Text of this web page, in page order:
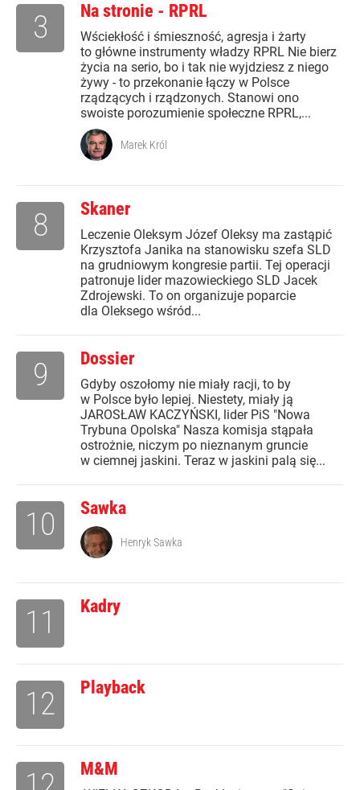
Na stronie - RPRL
Wściekłość i śmieszność, agresja i żarty
to główne instrumenty władzy RPRL Nie bierz
życia na serio, bo i tak nie wyjdziesz z niego
żywy - to przekonanie łączy w Polsce
rządzących i rządzonych. Stanowi ono
swoiste porozumienie społeczne RPRL,...
3
Marek Król
Skaner
Leczenie Oleksym Józef Oleksy ma zastąpić
Krzysztofa Janika na stanowisku szefa SLD
na grudniowym kongresie partii. Tej operacji
patronuje lider mazowieckiego SLD Jacek
Zdrojewski. To on organizuje poparcie
dla Oleksego wśród...
8
Dossier
Gdyby oszołomy nie miały racji, to by
w Polsce było lepiej. Niestety, miały ją
JAROSŁAW KACZYŃSKI, lider PiS "Nowa
Trybuna Opolska" Nasza komisja stąpała
ostrożnie, niczym po nieznanym gruncie
w ciemnej jaskini. Teraz w jaskini palą się...
9
Sawka
10 Henryk Sawka
Kadry
11
Playback
12
M&M